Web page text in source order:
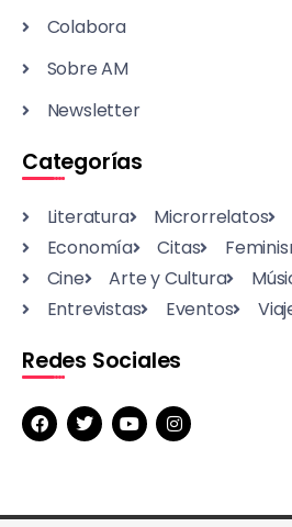
Colabora
Sobre AM
Newsletter
Categorías
Literatura Microrrelatos
Economía
Citas
Cine
Arte y Cultura
Entrevistas
Eventos
Redes Sociales